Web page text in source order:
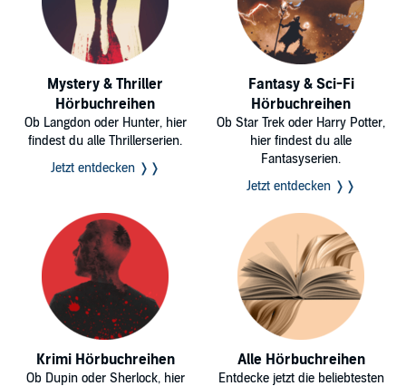
Mystery & Thriller
Hörbuchreihen
Ob Langdon oder Hunter, hier
findest du alle Thrillerserien.
Jetzt entdecken ❭❭
Fantasy & Sci-Fi
Hörbuchreihen
Ob Star Trek oder Harry Potter,
hier findest du alle
Fantasyserien.
Jetzt entdecken ❭❭
Krimi Hörbuchreihen
Ob Dupin oder Sherlock, hier
Alle Hörbuchreihen
Entdecke jetzt die beliebtesten